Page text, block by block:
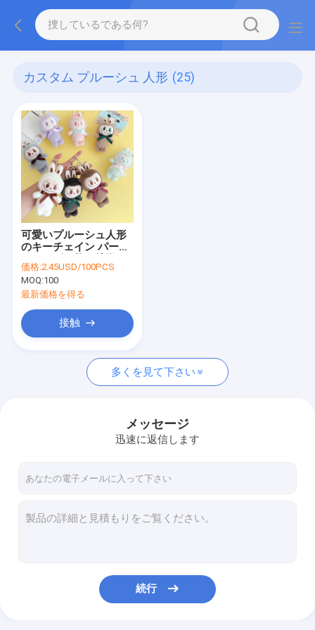
カスタム プルーシュ 人形 (25)
可愛いプルーシュ人形
のキーチェイン パーソ
素材
価格:2.45USD/100PCS
MOQ:100
最新価格を得る
接触
多くを見て下さい
メッセージ
迅速に返信します
続行